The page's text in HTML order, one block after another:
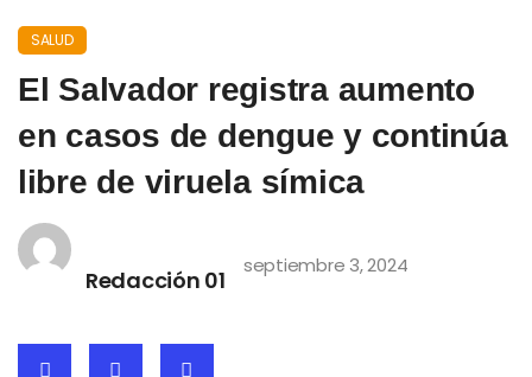
SALUD
El Salvador registra aumento
en casos de dengue y continúa
libre de viruela símica
Redacción 01
septiembre 3, 2024